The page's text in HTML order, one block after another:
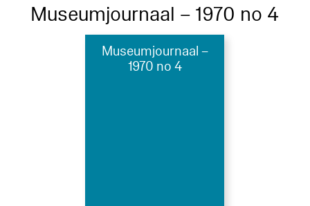
Museumjournaal – 1970 no 4
Museumjournaal –
1970 no 4